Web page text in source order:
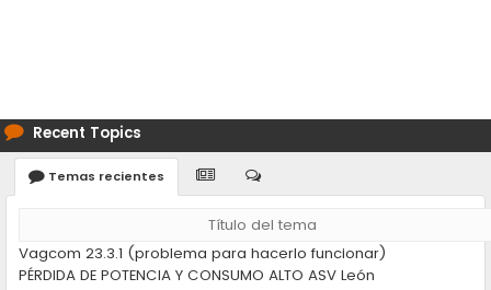
Recent Topics
Temas recientes
Título del tema
Vagcom 23.3.1 (problema para hacerlo funcionar)
PÉRDIDA DE POTENCIA Y CONSUMO ALTO ASV León